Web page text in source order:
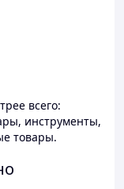
всего:
инструменты,
товары.